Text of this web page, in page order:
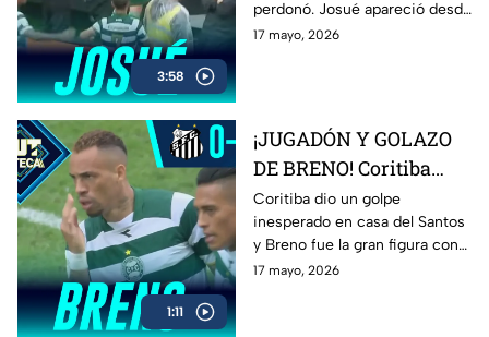
3:58
perdonó. Josué apareció desde
los once pasos para marcar el
17 mayo, 2026
1:11
¡JUGADÓN Y GOLAZO
DE BRENO! Coritiba
aplasta al Santos y
enmudece el
Brasileirao
Coritiba dio un golpe
inesperado en casa del Santos
y Breno fue la gran figura con
una jugada espectacular que
17 mayo, 2026